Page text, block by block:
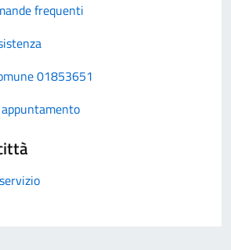
frequenti
01853651